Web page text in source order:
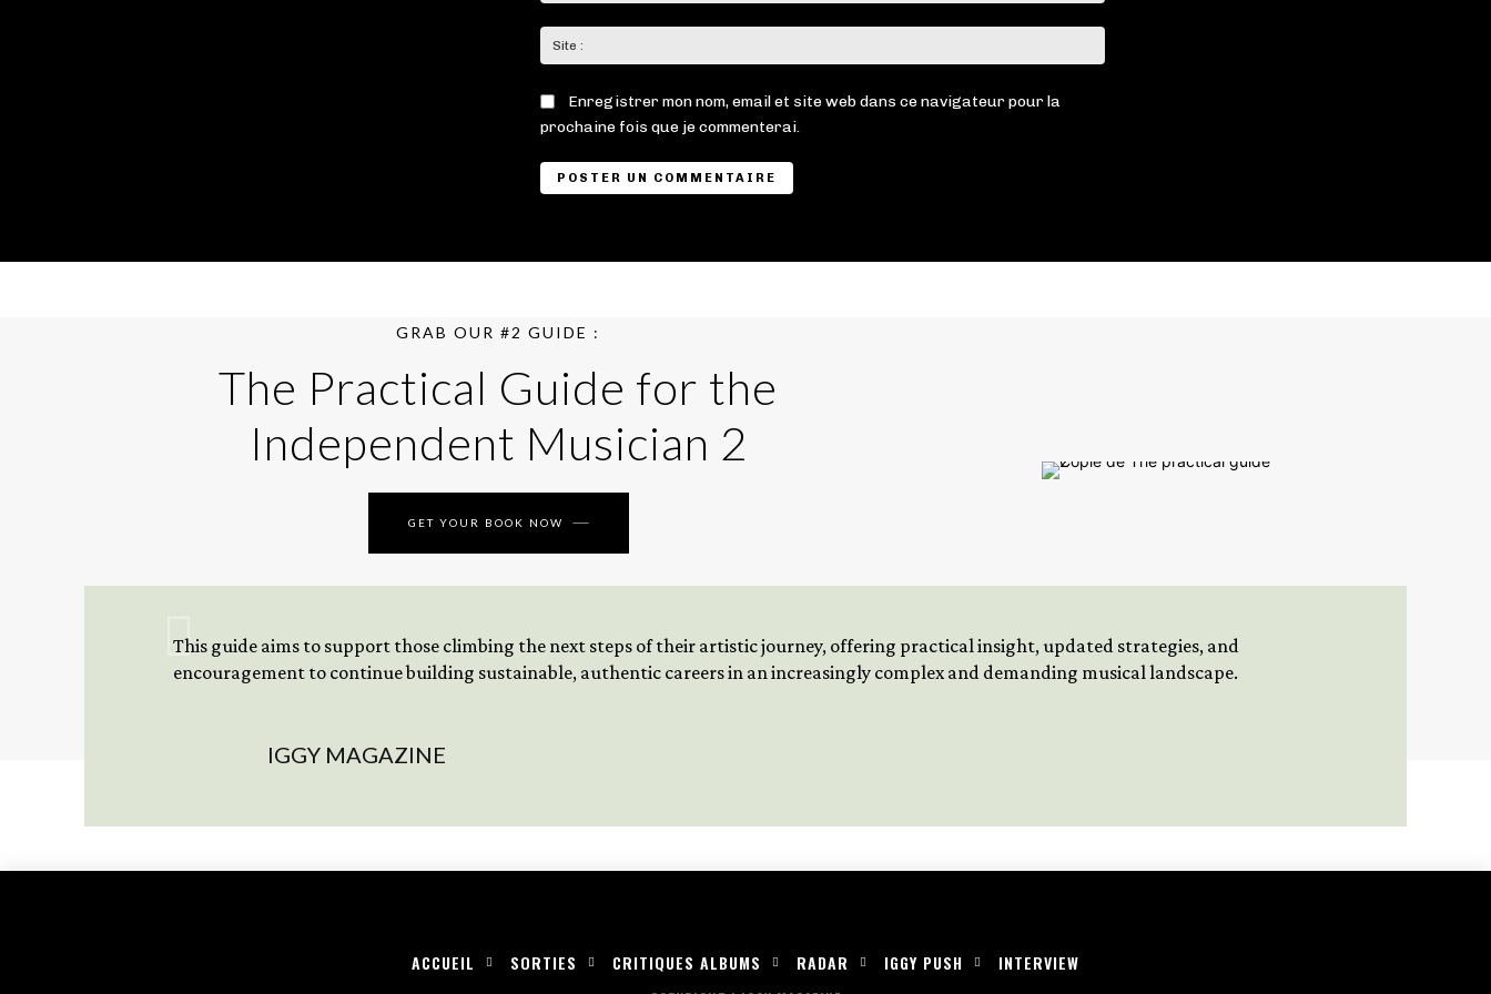
:
Enregistrer mon nom, email et site web dans ce navigateur pour la
prochaine fois que je commenterai.
GRAB OUR #2 GUIDE :
The Practical Guide for the
Independent Musician 2
GET YOUR BOOK NOW
This guide aims to support those climbing the next steps of their artistic journey, offering practical insight, updated strategies, and
encouragement to continue building sustainable, authentic careers in an increasingly complex and demanding musical landscape.
IGGY MAGAZINE
ACCUEIL SORTIES CRITIQUES ALBUMS RADAR IGGY PUSH INTERVIEW